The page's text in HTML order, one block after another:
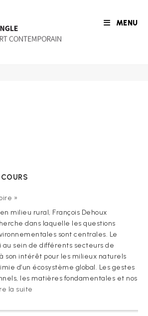
MENU
»
milieu rural, François Dehoux
dans laquelle les questions
sont centrales. Le
au sein de différents secteurs de
à son intérêt pour les milieux naturels
d’un écosystème global. Les gestes
les matières fondamentales et nos
la suite
vous